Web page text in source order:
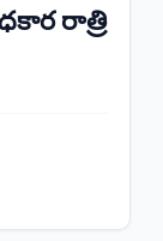
రాత్రి